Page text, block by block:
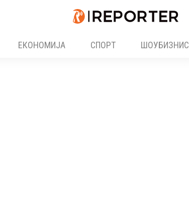
ЕКОНОМИЈА СПОРТ ШОУБИЗНИС